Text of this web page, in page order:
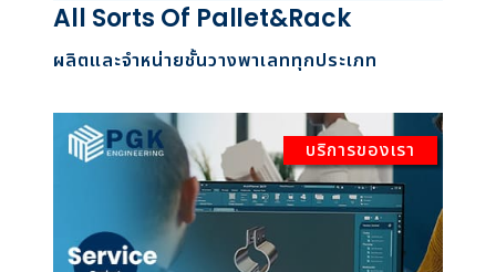
All Sorts Of Pallet&Rack
ผลิตและจำหน่ายชั้นวางพาเลททุกประเภท
บริการของเรา